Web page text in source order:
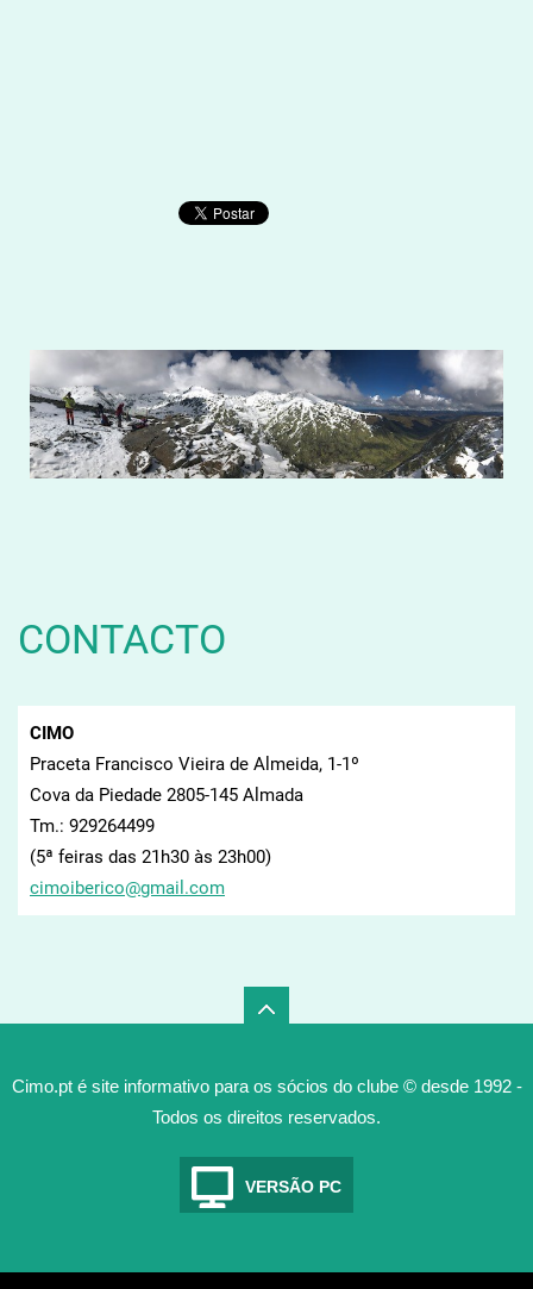
CONTACTO
CIMO
Praceta Francisco Vieira de Almeida, 1-1º
Cova da Piedade 2805-145 Almada
Tm.: 929264499
(5ª feiras das 21h30 às 23h00)
cimoiberico@gmai l.com
Cimo.pt é site informativo para os sócios do clube © desde 1992 -
Todos os direitos reservados.
VERSÃO PC